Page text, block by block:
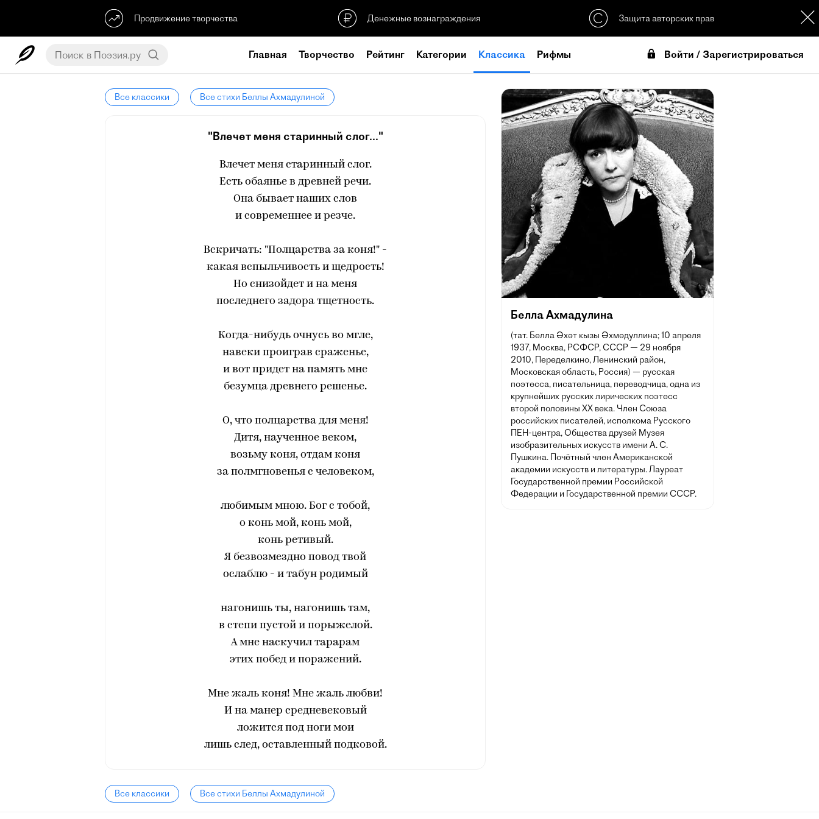
Продвижение творчества Денежные вознаграждения Защита авторских прав
Главная Творчество Рейтинг Категории Классика Рифмы Войти / Зарегистрироваться
Все классики Все стихи Беллы Ахмадулиной
"Влечет меня старинный слог..."
Влечет меня старинный слог.
Есть обаянье в древней речи.
Она бывает наших слов
и современнее и резче.
Вскричать: "Полцарства за коня!" -
какая вспыльчивость и щедрость!
Но снизойдет и на меня
последнего задора тщетность.
Когда-нибудь очнусь во мгле,
навеки проиграв сраженье,
и вот придет на память мне
безумца древнего решенье.
О, что полцарства для меня!
Дитя, наученное веком,
возьму коня, отдам коня
за полмгновенья с человеком,
любимым мною. Бог с тобой,
о конь мой, конь мой,
конь ретивый.
Я безвозмездно повод твой
ослаблю - и табун родимый
нагонишь ты, нагонишь там,
в степи пустой и порыжелой.
А мне наскучил тарарам
этих побед и поражений.
Мне жаль коня! Мне жаль любви!
И на манер средневековый
ложится под ноги мои
лишь след, оставленный подковой.
Все классики Все стихи Беллы Ахмадулиной
Белла Ахмадулина
(тат. Белла Әхәт кызы Әхмәдуллина; 10 апреля
1937, Москва, РСФСР, СССР — 29 ноября
2010, Переделкино, Ленинский район,
Московская область, Россия) — русская
поэтесса, писательница, переводчица, одна из
крупнейших русских лирических поэтесс
второй половины XX века. Член Союза
российских писателей, исполкома Русского
ПЕН-центра, Общества друзей Музея
изобразительных искусств имени А. С.
Пушкина. Почётный член Американской
академии искусств и литературы. Лауреат
Государственной премии Российской
Федерации и Государственной премии СССР.